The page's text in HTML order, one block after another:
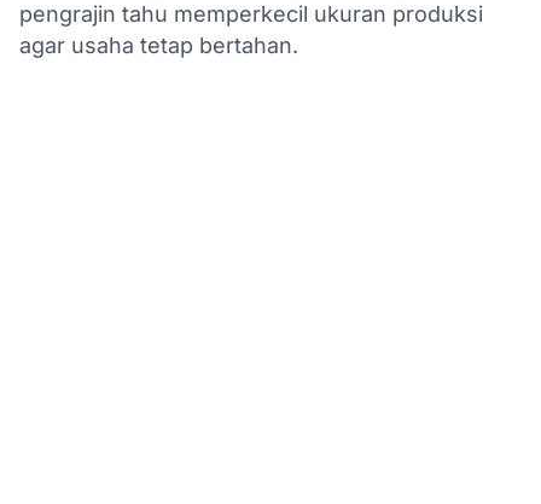
pengrajin tahu memperkecil ukuran produksi
agar usaha tetap bertahan.